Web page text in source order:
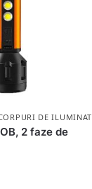
DE ILUMINAT
2 faze de